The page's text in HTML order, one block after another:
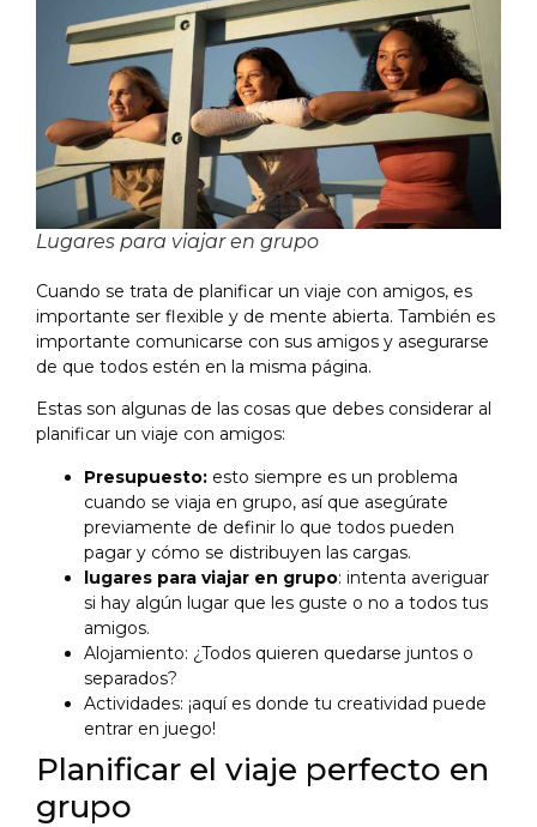
Lugares para viajar en grupo
Cuando se trata de planificar un viaje con amigos, es
importante ser flexible y de mente abierta. También es
importante comunicarse con sus amigos y asegurarse
de que todos estén en la misma página.
Estas son algunas de las cosas que debes considerar al
planificar un viaje con amigos:
Presupuesto: esto siempre es un problema
cuando se viaja en grupo, así que asegúrate
previamente de definir lo que todos pueden
pagar y cómo se distribuyen las cargas.
lugares para viajar en grupo: intenta averiguar
si hay algún lugar que les guste o no a todos tus
amigos.
Alojamiento: ¿Todos quieren quedarse juntos o
separados?
Actividades: ¡aquí es donde tu creatividad puede
entrar en juego!
Planificar el viaje perfecto en
grupo